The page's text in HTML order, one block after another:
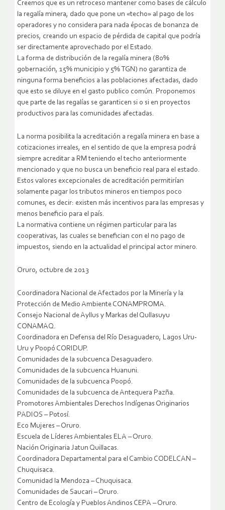
Creemos que es un retroceso mantener como bases de cálculo
la regalía minera, dado que pone un «techo» al pago de los
operadores y no considera para nada épocas de bonanza de
precios, creando un espacio de pérdida de capital que podría
ser directamente aprovechado por el Estado.
La forma de distribución de la regalía minera (80%
gobernación, 15% municipio y 5% TGN) no garantiza de
ninguna forma beneficios a las poblaciones afectadas, dado
que esto se diluye en el gasto publico común. Proponemos
que parte de las regalías se garanticen si o si en proyectos
productivos para las comunidades afectadas.
La norma posibilita la acreditación a regalía minera en base a
cotizaciones irreales, en el sentido de que la empresa podrá
siempre acreditar a RM teniendo el techo anteriormente
mencionado y que no busca un beneficio real para el estado.
Estos valores excepcionales de acreditación permitirían
solamente pagar los tributos mineros en tiempos poco
comunes, es decir: existen más incentivos para las empresas y
menos beneficio para el país.
La normativa contiene un régimen particular para las
cooperativas, las cuales se benefician con el no pago de
impuestos, siendo en la actualidad el principal actor minero.
Oruro, octubre de 2013
Coordinadora Nacional de Afectados por la Minería y la
Protección de Medio Ambiente CONAMPROMA.
Consejo Nacional de Ayllus y Markas del Qullasuyu
CONAMAQ.
Coordinadora en Defensa del Río Desaguadero, Lagos Uru-
Uru y Poopó CORIDUP.
Comunidades de la subcuenca Desaguadero.
Comunidades de la subcuenca Huanuni.
Comunidades de la subcuenca Poopó.
Comunidades de la subcuenca de Antequera Pazña.
Promotores Ambientales Derechos Indígenas Originarios
PADIOS – Potosí.
Eco Mujeres – Oruro.
Escuela de Líderes Ambientales ELA – Oruro.
Nación Originaria Jatun Quillacas.
Coordinadora Departamental para el Cambio CODELCAN –
Chuquisaca.
Comunidad la Mendoza – Chuquisaca.
Comunidades de Saucari – Oruro.
Centro de Ecología y Pueblos Andinos CEPA – Oruro.